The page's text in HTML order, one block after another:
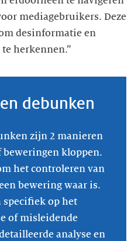
mediagebruikers. Deze
desinformatie en
herkennen.”
debunken
zijn 2 manieren
kloppen.
het controleren van
bewering waar is.
op het
of misleidende
analyse en